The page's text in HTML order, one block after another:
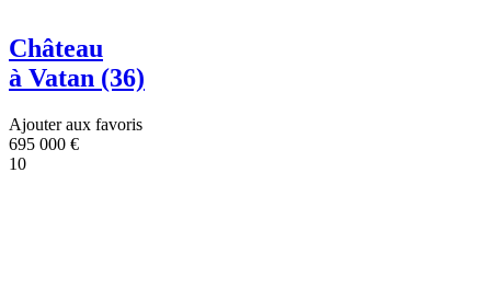
Château
à Vatan (36)
Ajouter aux favoris
695 000 €
10